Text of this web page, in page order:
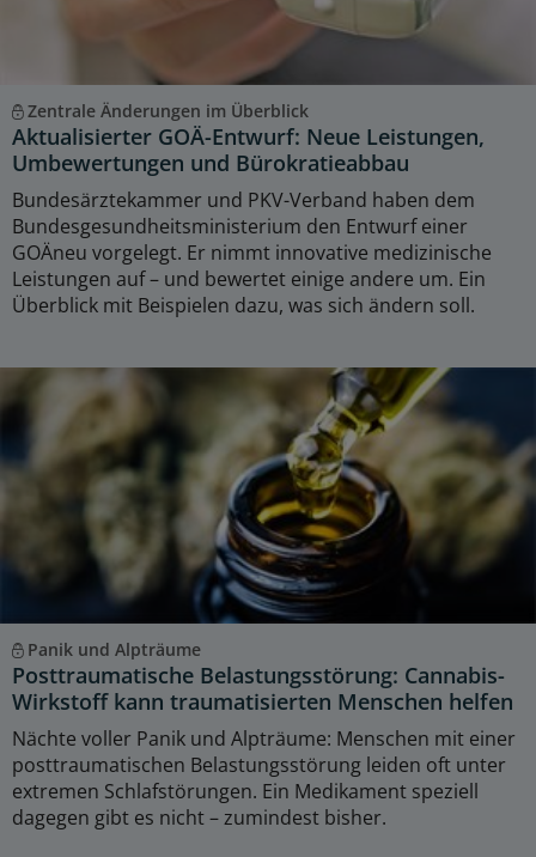
Zentrale Änderungen im Überblick
Aktualisierter GOÄ-Entwurf: Neue Leistungen,
Umbewertungen und Bürokratieabbau
Bundesärztekammer und PKV-Verband haben dem
Bundesgesundheitsministerium den Entwurf einer
GOÄneu vorgelegt. Er nimmt innovative medizinische
Leistungen auf – und bewertet einige andere um. Ein
Überblick mit Beispielen dazu, was sich ändern soll.
Panik und Alpträume
Posttraumatische Belastungsstörung: Cannabis-
Wirkstoff kann traumatisierten Menschen helfen
Nächte voller Panik und Alpträume: Menschen mit einer
posttraumatischen Belastungsstörung leiden oft unter
extremen Schlafstörungen. Ein Medikament speziell
dagegen gibt es nicht – zumindest bisher.